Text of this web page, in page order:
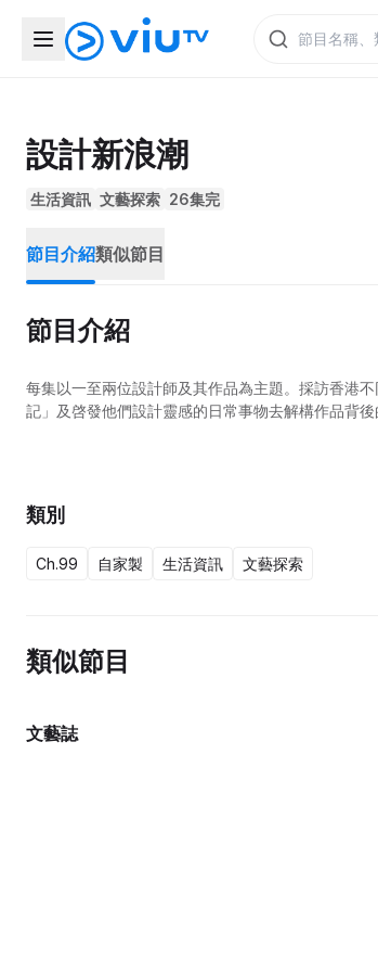
設計新浪潮
生活資訊 文藝探索 26集完
節目介紹類似節目
節目介紹
每集以一至兩位設計師及其作品為主題。採訪香港
記」及啓發他們設計靈感的日常事物去解構作品背後
類別
Ch.99 自家製 生活資訊 文藝探索
類似節目
文藝誌